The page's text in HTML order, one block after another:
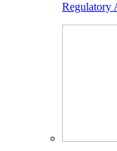
Regulatory